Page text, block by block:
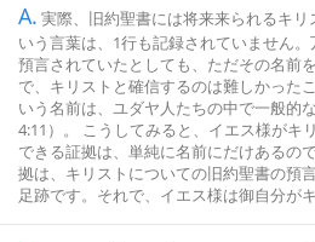
A. 実際、旧約聖書には将来来られるキ
いう言葉は、1行も記録されていません
預言されていたとしても、ただその名前
で、キリストと確信するのは難しかった
いう名前は、ユダヤ人たちの中で一般的
4:11）。 こうしてみると、イエス様がキ
できる証拠は、単純に名前にだけあるの
拠は、キリストについての旧約聖書の預
足跡です。それで、イエス様は御自分が